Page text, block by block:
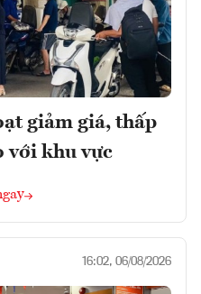
giảm giá, thấp
với khu vực
16:02, 06/08/2026